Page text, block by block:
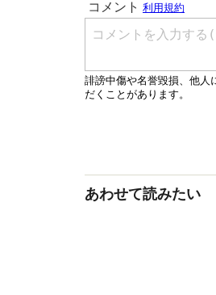
あわせて読みたい